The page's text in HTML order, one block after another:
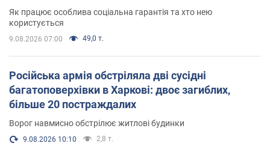
Як працює особлива соціальна гарантія та хто нею
користується
9.08.2026 07:00 49,0 т.
Російська армія обстріляла дві сусідні
багатоповерхівки в Харкові: двоє загиблих,
більше 20 постраждалих
Ворог навмисно обстрілює житлові будинки
9.08.2026 10:10 2,8 т.